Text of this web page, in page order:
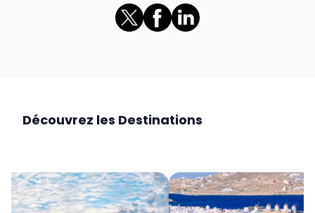
Découvrez les Destinations